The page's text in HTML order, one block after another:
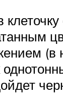
клеточку
(в